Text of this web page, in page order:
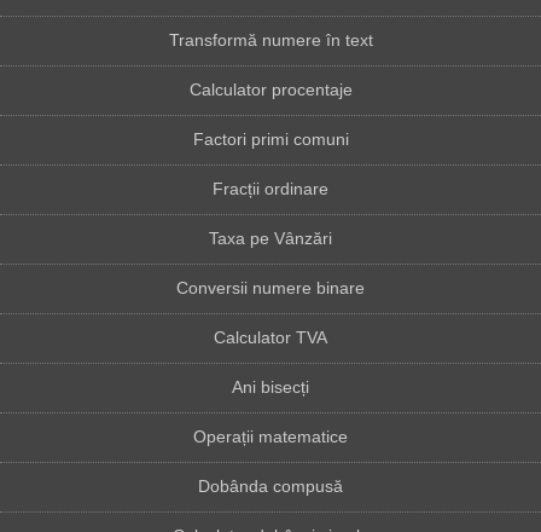
Transformă numere în text
Calculator procentaje
Factori primi comuni
Fracții ordinare
Taxa pe Vânzări
Conversii numere binare
Calculator TVA
Ani bisecți
Operații matematice
Dobânda compusă